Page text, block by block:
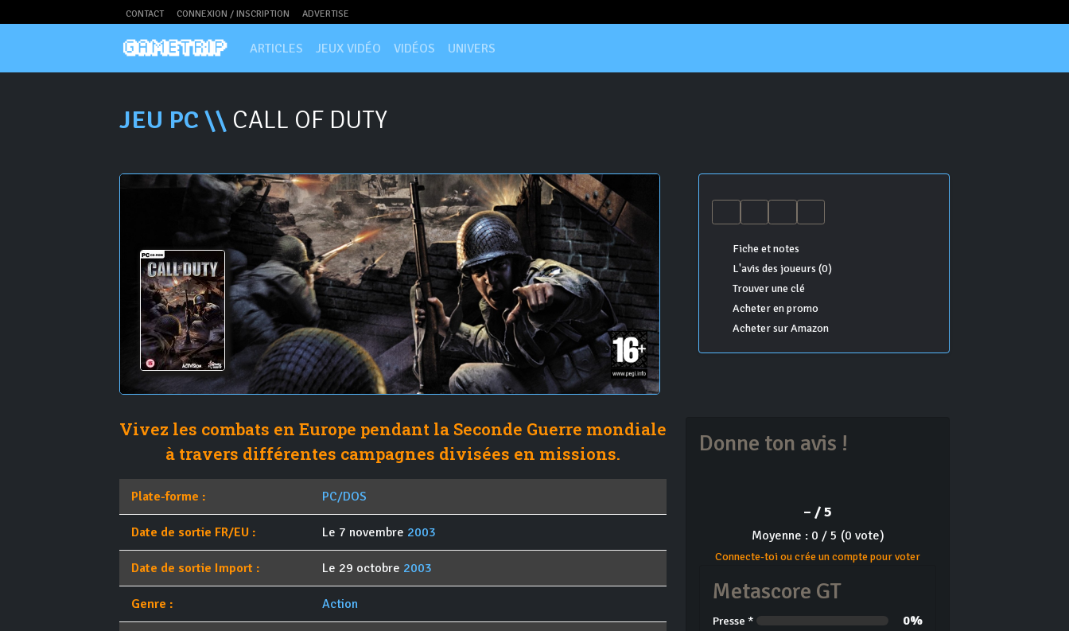
CONTACT CONNEXION / INSCRIPTION ADVERTISE
ARTICLES JEUX VIDÉO VIDÉOS UNIVERS
JEU PC \\ CALL OF DUTY
Fiche et notes
L'avis des joueurs (0)
Trouver une clé
Acheter en promo
Acheter sur Amazon
Vivez les combats en Europe pendant la Seconde Guerre mondiale
à travers différentes campagnes divisées en missions.
Plate-forme : PC/DOS
Date de sortie FR/EU : Le 7 novembre 2003
Date de sortie Import : Le 29 octobre 2003
Genre : Action
Donne ton avis !
– / 5
Moyenne : 0 / 5 (0 vote)
Connecte-toi ou crée un compte pour voter
Metascore GT
Presse * 0%